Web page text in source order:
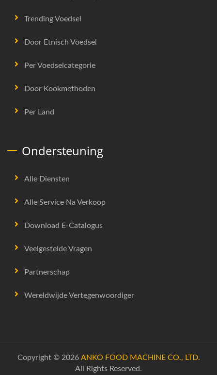
Trending Voedsel
Door Etnisch Voedsel
Per Voedselcategorie
Door Kookmethoden
Per Land
Ondersteuning
Alle Diensten
Alle Service Na Verkoop
Download E-Catalogus
Veelgestelde Vragen
Partnerschap
Wereldwijde Vertegenwoordiger
Copyright © 2026 ANKO FOOD MACHINE CO., LTD.
All Rights Reserved.